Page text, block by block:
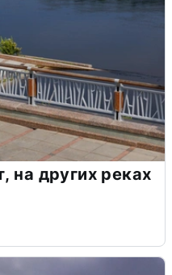
на других реках